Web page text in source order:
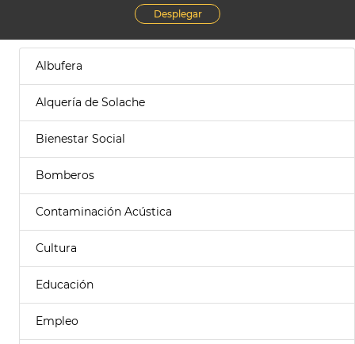
Desplegar
Albufera
Alquería de Solache
Bienestar Social
Bomberos
Contaminación Acústica
Cultura
Educación
Empleo